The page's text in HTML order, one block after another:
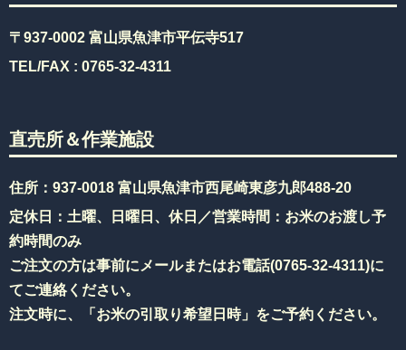
〒937-0002 富山県魚津市平伝寺517
TEL/FAX : 0765-32-4311
直売所＆作業施設
住所：937-0018 富山県魚津市西尾崎東彦九郎488-20
定休日：土曜、日曜日、休日／営業時間：お米のお渡し予
約時間のみ
ご注文の方は事前にメールまたはお電話(0765-32-4311)に
てご連絡ください。
注文時に、「お米の引取り希望日時」をご予約ください。